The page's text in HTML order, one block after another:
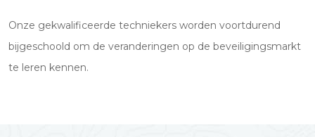
Onze gekwalificeerde techniekers worden voortdurend
bijgeschoold om de veranderingen op de beveiligingsmarkt
te leren kennen.